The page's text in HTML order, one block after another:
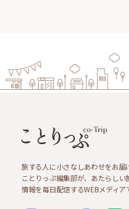
旅する人に小さなしあわせをお届
ことりっぷ編集部が、あたらしい
情報を毎日配信するWEBメディア